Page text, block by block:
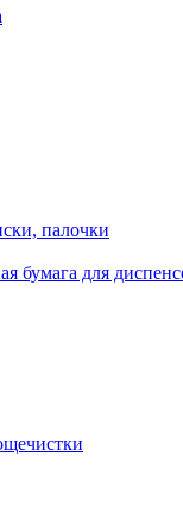
палочки
бумага для